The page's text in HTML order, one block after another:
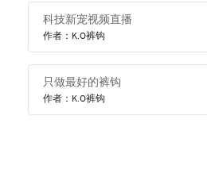
科技新宠视频直播
作者：K.O裤钩
只做最好的裤钩
作者：K.O裤钩